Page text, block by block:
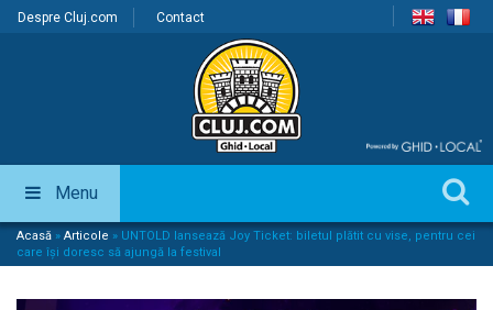
Despre Cluj.com Contact
Menu
Acasă » Articole » UNTOLD lansează Joy Ticket: biletul plătit cu vise, pentru cei
care își doresc să ajungă la festival